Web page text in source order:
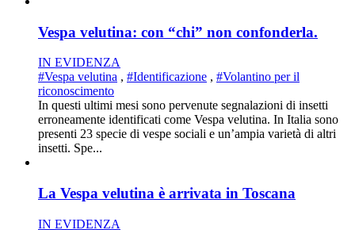
Vespa velutina: con “chi” non confonderla.
IN EVIDENZA
#Vespa velutina , #Identificazione , #Volantino per il
riconoscimento
In questi ultimi mesi sono pervenute segnalazioni di insetti
erroneamente identificati come Vespa velutina. In Italia sono
presenti 23 specie di vespe sociali e un’ampia varietà di altri
insetti. Spe...
La Vespa velutina è arrivata in Toscana
IN EVIDENZA